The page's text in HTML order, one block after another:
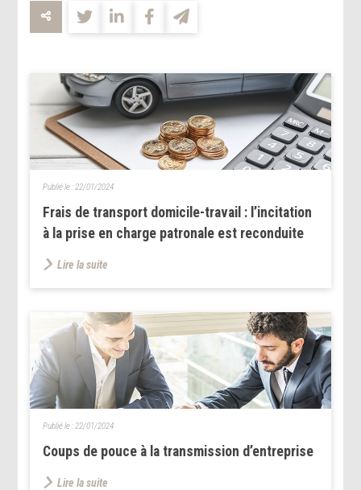
Frais de transport domicile-travail : l’incitation
à la prise en charge patronale est reconduite
Publié le : 22/01/2024
Lire la suite
Coups de pouce à la transmission d’entreprise
Publié le : 22/01/2024
Lire la suite